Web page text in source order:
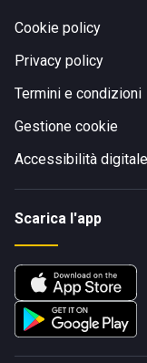
Cookie policy
Privacy policy
Termini e condizioni
Gestione cookie
Accessibilità digitale
Scarica l'app